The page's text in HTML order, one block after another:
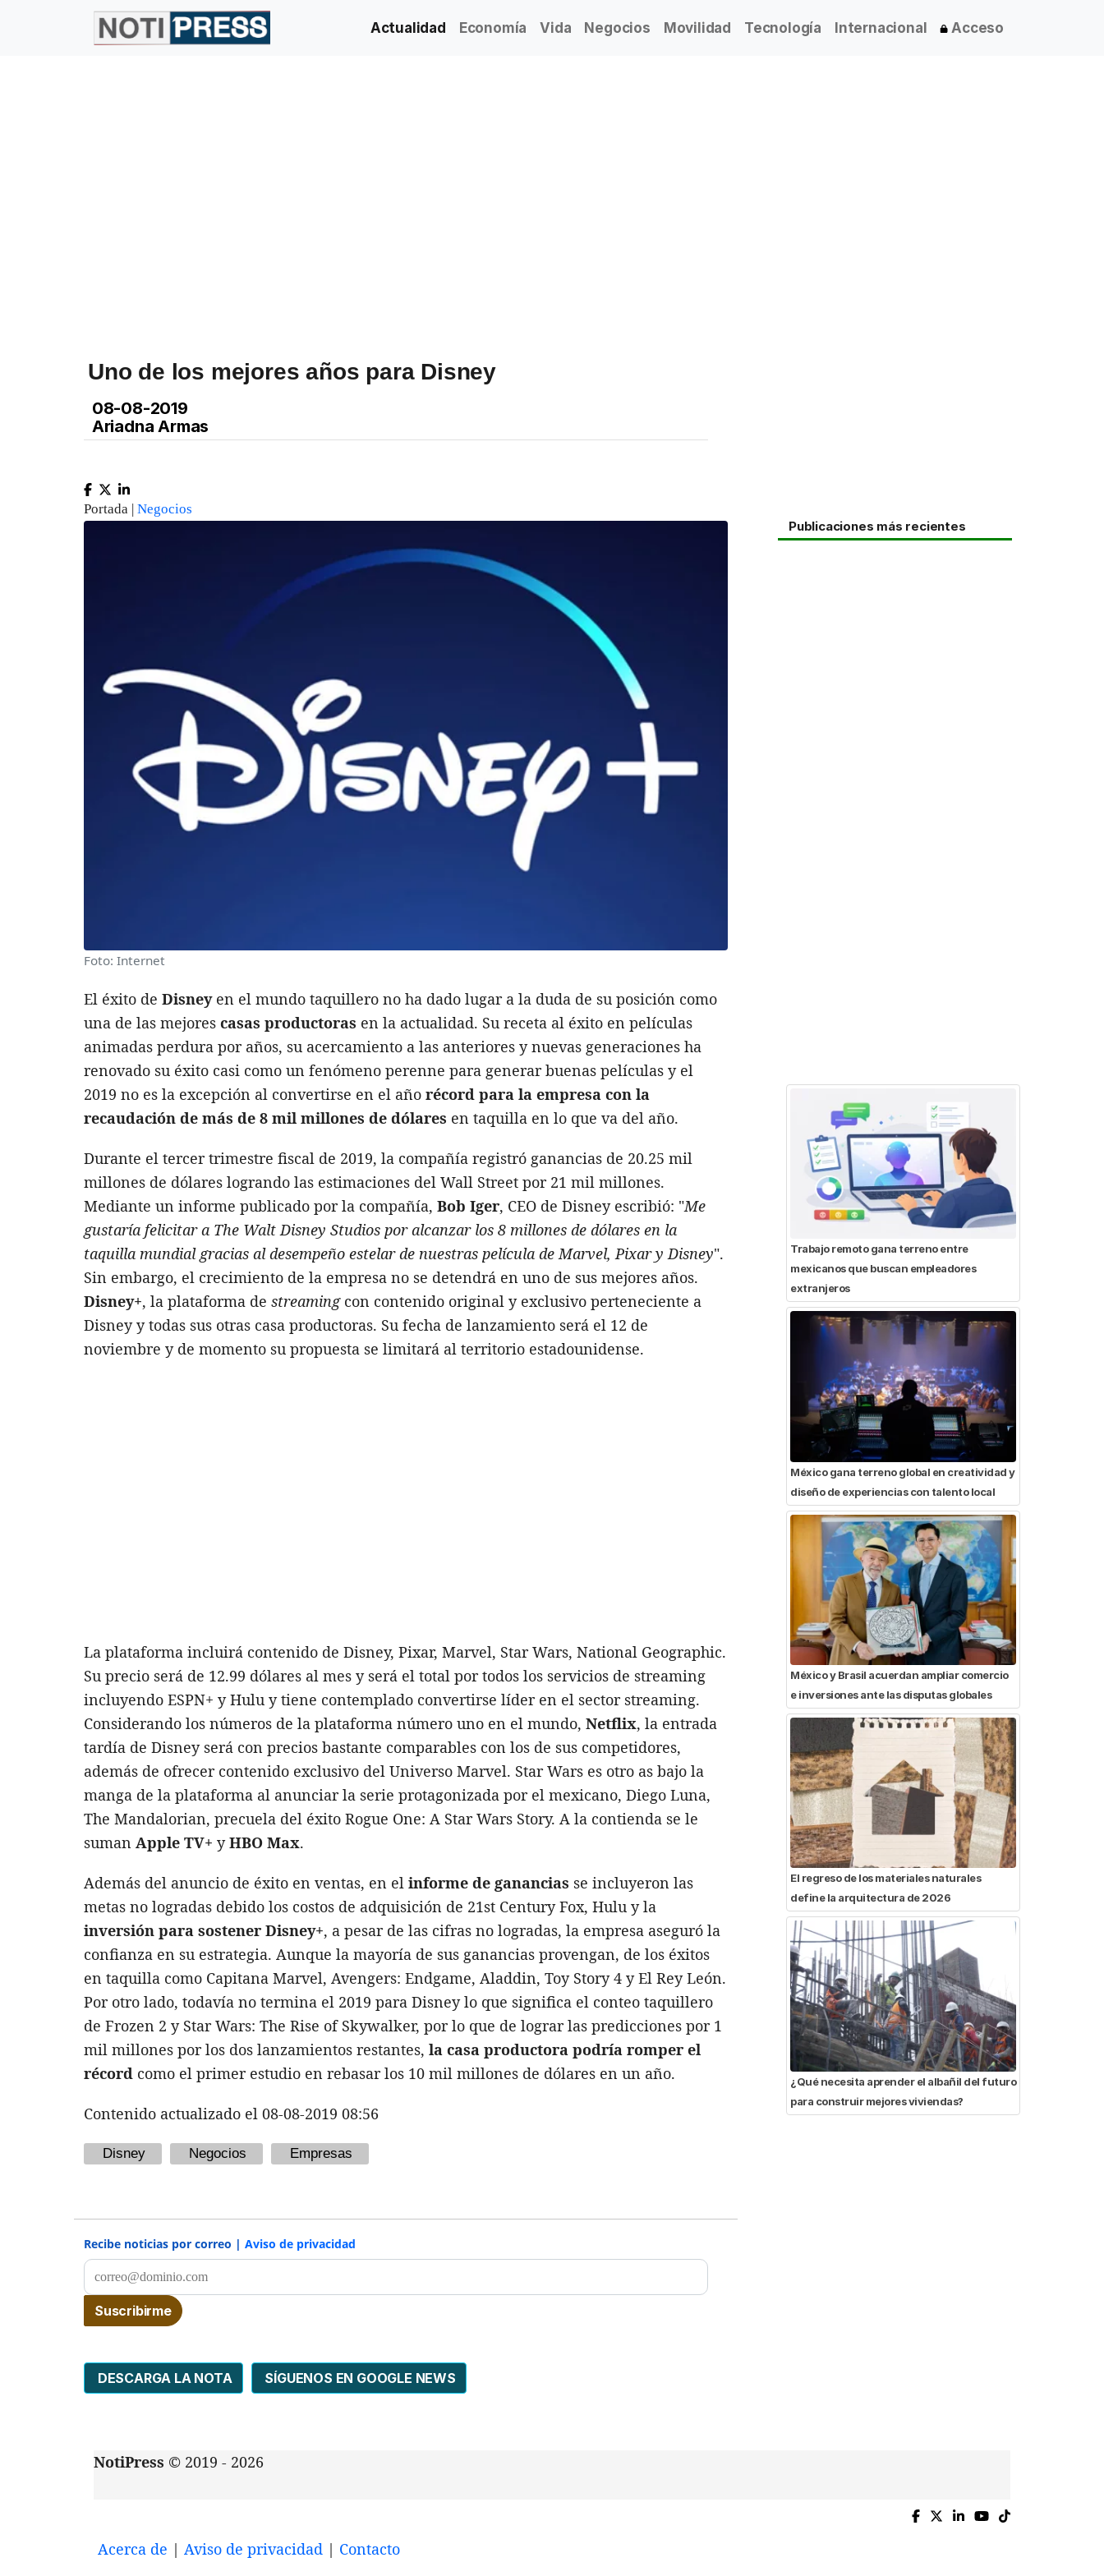
Actualidad Economía Vida Negocios Movilidad Tecnología Internacional Acceso
Uno de los mejores años para Disney
08-08-2019
Ariadna Armas
Portada | Negocios
Foto: Internet
El éxito de Disneyen el mundo taquillero no ha dado lugar a la duda de su posición como
una de las mejores casas productoras en la actualidad. Su receta al éxito en películas
animadas perdura por años, su acercamiento a las anteriores y nuevas generaciones ha
renovado su éxito casi como un fenómeno perenne para generar buenas películas y el
2019 no es la excepción al convertirse en el año récord para la empresa con la
recaudación de más de 8 mil millones de dólares en taquilla en lo que va del año.
Durante el tercer trimestre fiscal de 2019, la compañía registró ganancias de 20.25 mil
millones de dólares logrando las estimaciones del Wall Street por 21 mil millones.
Mediante un informe publicado por la compañía, Bob Iger, CEO de Disney escribió: "Me
gustaría felicitar a The Walt Disney Studios por alcanzar los 8 millones de dólares en la
taquilla mundial gracias al desempeño estelar de nuestras película de Marvel, Pixar y Disney".
Sin embargo, el crecimiento de la empresa no se detendrá en uno de sus mejores años.
Disney+, la plataforma de streamingcon contenido original y exclusivo perteneciente a
Disney y todas sus otras casa productoras. Su fecha de lanzamiento será el 12 de
noviembre y de momento su propuesta se limitará al territorio estadounidense.
La plataforma incluirá contenido de Disney, Pixar, Marvel, Star Wars, National Geographic.
Su precio será de 12.99 dólares al mes y será el total por todos los servicios de streaming
incluyendo ESPN+ y Hulu y tiene contemplado convertirse líder en el sector streaming.
Considerando los números de la plataforma número uno en el mundo, Netflix, la entrada
tardía de Disney será con precios bastante comparables con los de sus competidores,
además de ofrecer contenido exclusivo del Universo Marvel. Star Wars es otro as bajo la
manga de la plataforma al anunciar la serie protagonizada por el mexicano, Diego Luna,
The Mandalorian, precuela del éxito Rogue One: A Star Wars Story. A la contienda se le
suman Apple TV+ yHBO Max.
Además del anuncio de éxito en ventas, en el informe de ganancias se incluyeron las
metas no logradas debido los costos de adquisición de 21st Century Fox, Hulu y la
inversión para sostener Disney+, a pesar de las cifras no logradas, la empresa aseguró la
confianza en su estrategia. Aunque la mayoría de sus ganancias provengan, de los éxitos
en taquilla como Capitana Marvel, Avengers: Endgame, Aladdin, Toy Story 4 y El Rey León.
Por otro lado, todavía no termina el 2019 para Disney lo que significa el conteo taquillero
de Frozen 2 y Star Wars: The Rise of Skywalker, por lo que de lograr las predicciones por 1
mil millones por los dos lanzamientos restantes, la casa productora podría romper el
récord como el primer estudio en rebasar los 10 mil millones de dólares en un año.
Contenido actualizado el 08-08-2019 08:56
Disney Negocios Empresas
Recibe noticias por correo | Aviso de privacidad
DESCARGA LA NOTA SÍGUENOS EN GOOGLE NEWS
Publicaciones más recientes
Trabajo remoto gana terreno entre
mexicanos que buscan empleadores
extranjeros
México gana terreno global en creatividad y
diseño de experiencias con talento local
México y Brasil acuerdan ampliar comercio
e inversiones ante las disputas globales
El regreso de los materiales naturales
define la arquitectura de 2026
¿Qué necesita aprender el albañil del futuro
para construir mejores viviendas?
NotiPress © 2019 - 2026
Acerca de | Aviso de privacidad | Contacto